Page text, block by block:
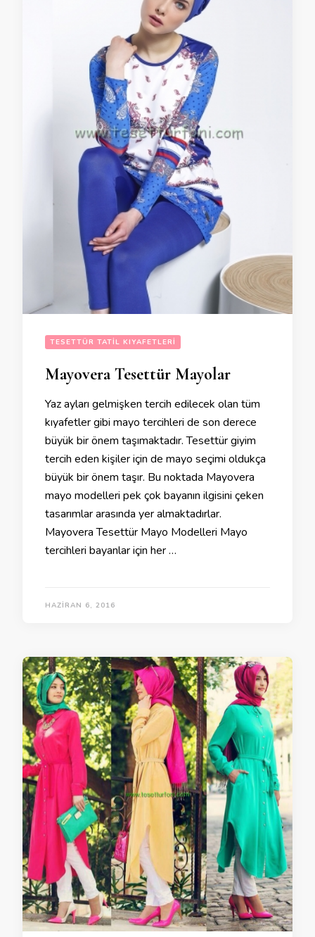
TESETTÜR TATIL KIYAFETLERI
Mayovera Tesettür Mayolar
Yaz ayları gelmişken tercih edilecek olan tüm
kıyafetler gibi mayo tercihleri de son derece
büyük bir önem taşımaktadır. Tesettür giyim
tercih eden kişiler için de mayo seçimi oldukça
büyük bir önem taşır. Bu noktada Mayovera
mayo modelleri pek çok bayanın ilgisini çeken
tasarımlar arasında yer almaktadırlar.
Mayovera Tesettür Mayo Modelleri Mayo
tercihleri bayanlar için her …
HAZIRAN 6, 2016